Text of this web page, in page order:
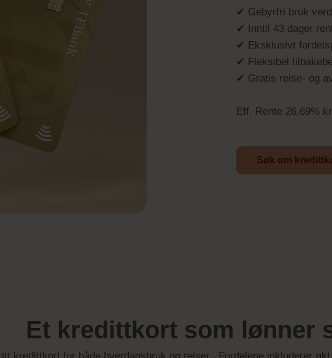
✔ Gebyrfri bruk
✔ Inntil 43 dager
✔ Eksklusivt
✔ Fleksibel
✔ Gratis reise- og
Eff. Rente 26,69%
Søk om
Et kredittkort som lønner